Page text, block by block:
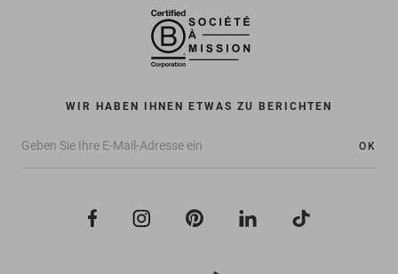
WIR HABEN IHNEN ETWAS ZU BERICHTEN
OK